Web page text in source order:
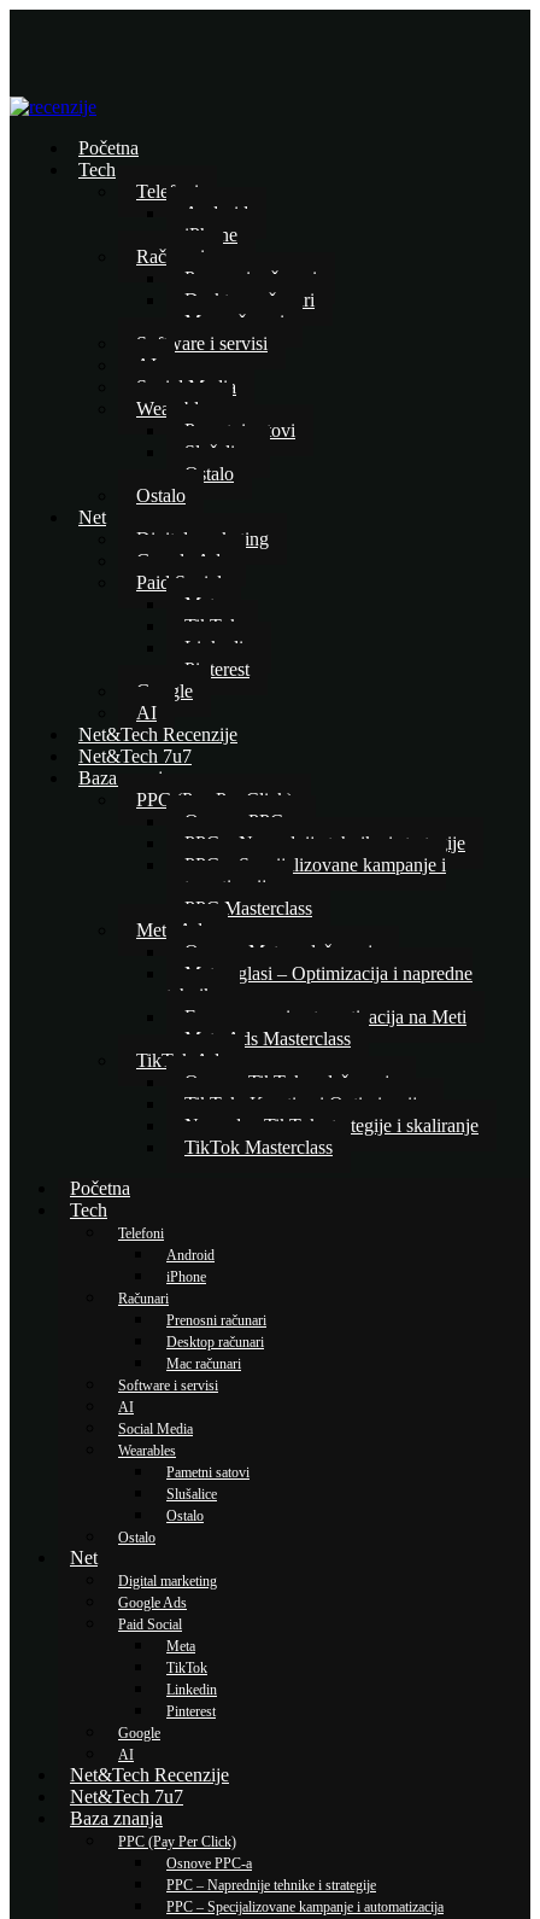
Početna
Tech
Telefoni
Android
iPhone
Računari
Prenosni računari
Desktop računari
Mac računari
Software i servisi
AI
Social Media
Wearables
Pametni satovi
Slušalice
Ostalo
Ostalo
Net
Digital marketing
Google Ads
Paid Social
Meta
TikTok
Linkedin
Pinterest
Google
AI
Net&Tech Recenzije
Net&Tech 7u7
Baza znanja
PPC (Pay Per Click)
Osnove PPC-a
PPC – Naprednije tehnike i strategije
PPC – Specijalizovane kampanje i
automatizacija
PPC Masterclass
Meta Ads
Osnove Meta oglašavanja
Meta oglasi – Optimizacija i napredne
tehnike
E-commerce i automatizacija na Meti
Meta Ads Masterclass
TikTok Ads
Osnove TikTok oglašavanja
TikTok: Kreativa i Optimizacija
Napredne TikTok strategije i skaliranje
TikTok Masterclass
Početna
Tech
Telefoni
Android
iPhone
Računari
Prenosni računari
Desktop računari
Mac računari
Software i servisi
AI
Social Media
Wearables
Pametni satovi
Slušalice
Ostalo
Ostalo
Net
Digital marketing
Google Ads
Paid Social
Meta
TikTok
Linkedin
Pinterest
Google
AI
Net&Tech Recenzije
Net&Tech 7u7
Baza znanja
PPC (Pay Per Click)
Osnove PPC-a
PPC – Naprednije tehnike i strategije
PPC – Specijalizovane kampanje i automatizacija